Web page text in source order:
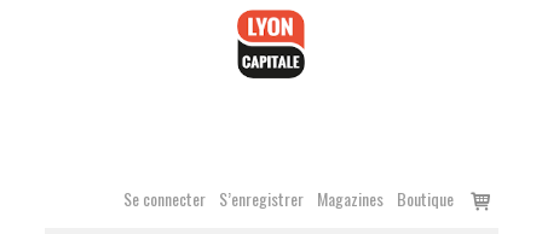
Se connecter S’enregistrer Magazines Boutique
Voir